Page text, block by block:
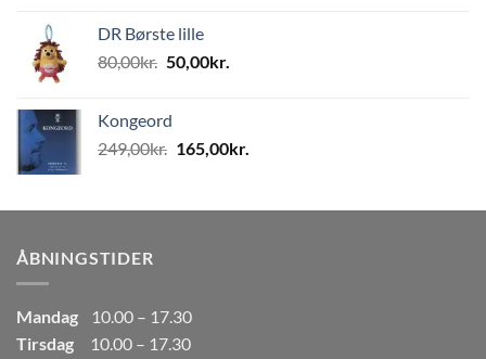
var:
80,00kr..50,00kr..
DR Børste lille
80,00kr. Den
var:
80,00kr..
50,00kr.
50,00kr..
Kongeord
249,00kr. Den
var:
165,00kr.
er:
ÅBNINGSTIDER
Mandag
10.00 – 17.30
Tirsdag
10.00 – 17.30